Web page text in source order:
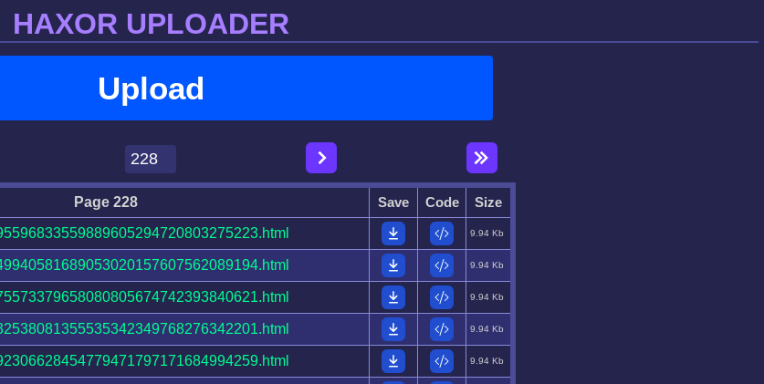
HAXOR UPLOADER
Upload
Page 228 Save Code
Size
9.94 Kb
9.94 Kb
9.94 Kb
9.94 Kb
9.94 Kb